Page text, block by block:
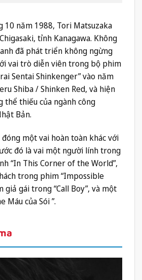
10 năm 1988, Tori Matsuzaka
tỉnh Kanagawa. Không
đã phát triển không ngừng
vai trò diễn viên trong bộ phim
Sentai Shinkenger” vào năm
Shiba / Shinken Red, và hiện
thể thiếu của ngành công
Bản.
một vai hoàn toàn khác với
đó là vai một người lính trong
“In This Corner of the World”,
trong phim “Impossible
giả gái trong “Call Boy”, và một
Máu của Sói ”.